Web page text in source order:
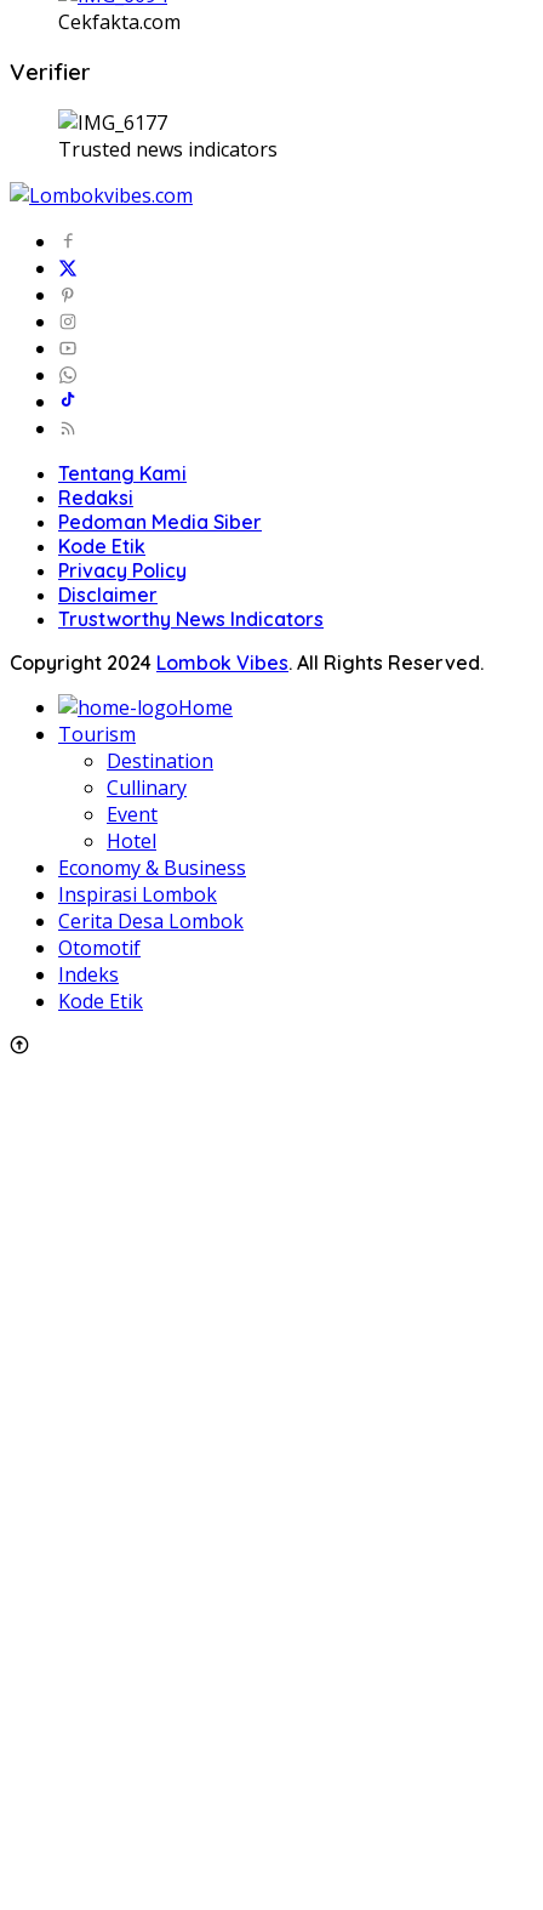
Cekfakta.com
Verifier
Trusted news indicators
Tentang Kami
Redaksi
Pedoman Media Siber
Kode Etik
Privacy Policy
Disclaimer
Trustworthy News Indicators
Copyright 2024 Lombok Vibes. All Rights Reserved.
Home
Tourism
Destination
Cullinary
Event
Hotel
Economy & Business
Inspirasi Lombok
Cerita Desa Lombok
Otomotif
Indeks
Kode Etik